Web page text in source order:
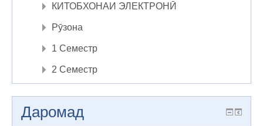
КИТОБХОНАИ ЭЛЕКТРОНӢ
Рӯзона
1 Семестр
2 Семестр
Даромад